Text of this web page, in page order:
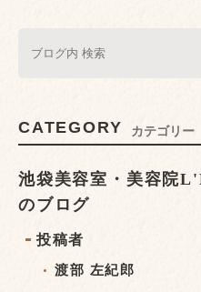
CATEGORY カテゴリー
池袋美容室・美容院
のブログ
投稿者
渡部 左紀郎